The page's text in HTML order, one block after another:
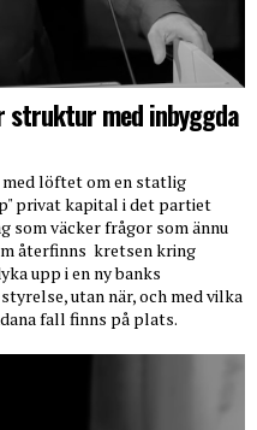
struktur med inbyggda
med löftet om en statlig
privat kapital i det partiet
väcker frågor som ännu
återfinns kretsen kring
upp i en ny banks
utan när, och med vilka
fall finns på plats.